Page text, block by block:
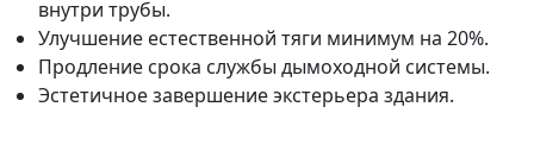
внутри трубы.
Улучшение естественной тяги минимум на 20%.
Продление срока службы дымоходной системы.
Эстетичное завершение экстерьера здания.